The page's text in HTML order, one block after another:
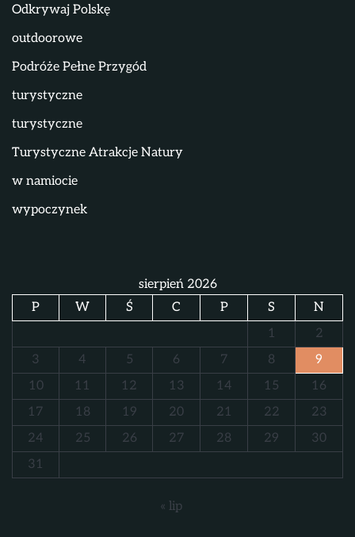
Odkrywaj Polskę
outdoorowe
Podróże Pełne Przygód
turystyczne
turystyczne
Turystyczne Atrakcje Natury
w namiocie
wypoczynek
sierpień 2026
P
W Ś C P S
N
1
2
3
4 5 6 7 8
9
10
11 12 13 14 15
16
17
18 19 20 21 22
23
24
25 26 27 28 29
30
31
« lip